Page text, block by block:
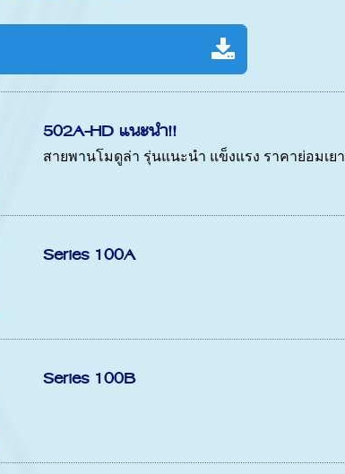
502A-HD แนะนำ!!
สายพานโมดูล่า รุ่นแนะนำ แข็งแรง ราคาย่อมเยา
Series 100A
Series 100B